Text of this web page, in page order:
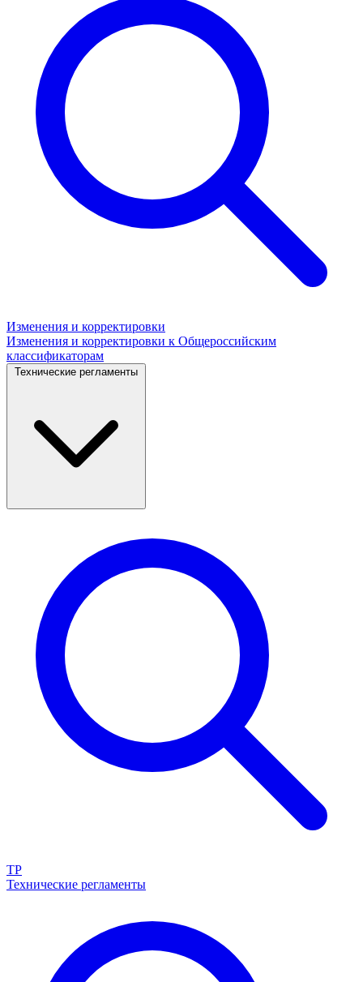
Изменения и корректировки
Изменения и корректировки к Общероссийским
классификаторам
Технические регламенты
ТР
Технические регламенты